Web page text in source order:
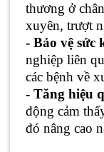
thương ở
xuyên, trượt
- Bảo vệ sức
nghiệp liên
các bệnh về
- Tăng hiệu
động cảm
đó nâng cao